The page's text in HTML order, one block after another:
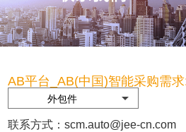
AB平台_AB(中国)智能采购需
联系方式：scm.auto@jee-cn.com